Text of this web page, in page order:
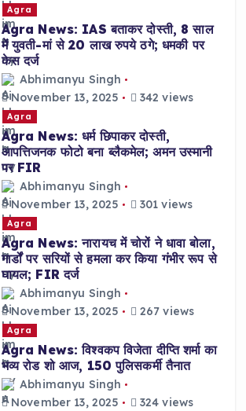
Agra
Agra News: IAS बताकर दोस्ती, 8 साल
में युवती-मां से 20 लाख रुपये ठगे; धमकी पर
केस दर्ज
Abhimanyu Singh
November 13, 2025
342 views
Agra
Agra News: धर्म छिपाकर दोस्ती,
आपत्तिजनक फोटो बना ब्लैकमेल; अमन उस्मानी
पर FIR
Abhimanyu Singh
November 13, 2025
301 views
Agra
Agra News: नारायच में चोरों ने धावा बोला,
गार्डों पर सरियों से हमला कर किया गंभीर रूप से
घायल; FIR दर्ज
Abhimanyu Singh
November 13, 2025
267 views
Agra
Agra News: विश्वकप विजेता दीप्ति शर्मा का
भव्य रोड शो आज, 150 पुलिसकर्मी तैनात
Abhimanyu Singh
November 13, 2025
324 views